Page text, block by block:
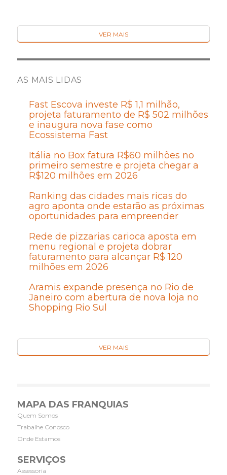
VER MAIS
AS MAIS LIDAS
Fast Escova investe R$ 1,1 milhão,
projeta faturamento de R$ 502 milhões
e inaugura nova fase como
Ecossistema Fast
Itália no Box fatura R$60 milhões no
primeiro semestre e projeta chegar a
R$120 milhões em 2026
Ranking das cidades mais ricas do
agro aponta onde estarão as próximas
oportunidades para empreender
Rede de pizzarias carioca aposta em
menu regional e projeta dobrar
faturamento para alcançar R$ 120
milhões em 2026
Aramis expande presença no Rio de
Janeiro com abertura de nova loja no
Shopping Rio Sul
VER MAIS
MAPA DAS FRANQUIAS
Quem Somos
Trabalhe Conosco
Onde Estamos
SERVIÇOS
Assessoria